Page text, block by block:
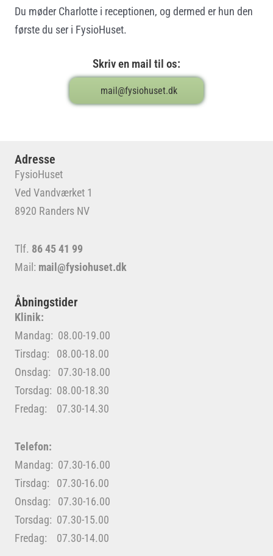
Du møder Charlotte i receptionen, og dermed er hun den
første du ser i FysioHuset.
Skriv en mail til os:
mail@fysiohuset.dk
Adresse
FysioHuset
Ved Vandværket 1
8920 Randers NV
Tlf. 86 45 41 99
Mail: mail@fysiohuset.dk
Åbningstider
Klinik:
Mandag: 08.00-19.00
Tirsdag: 08.00-18.00
Onsdag: 07.30-18.00
Torsdag: 08.00-18.30
Fredag: 07.30-14.30
Telefon:
Mandag: 07.30-16.00
Tirsdag: 07.30-16.00
Onsdag: 07.30-16.00
Torsdag: 07.30-15.00
Fredag: 07.30-14.00